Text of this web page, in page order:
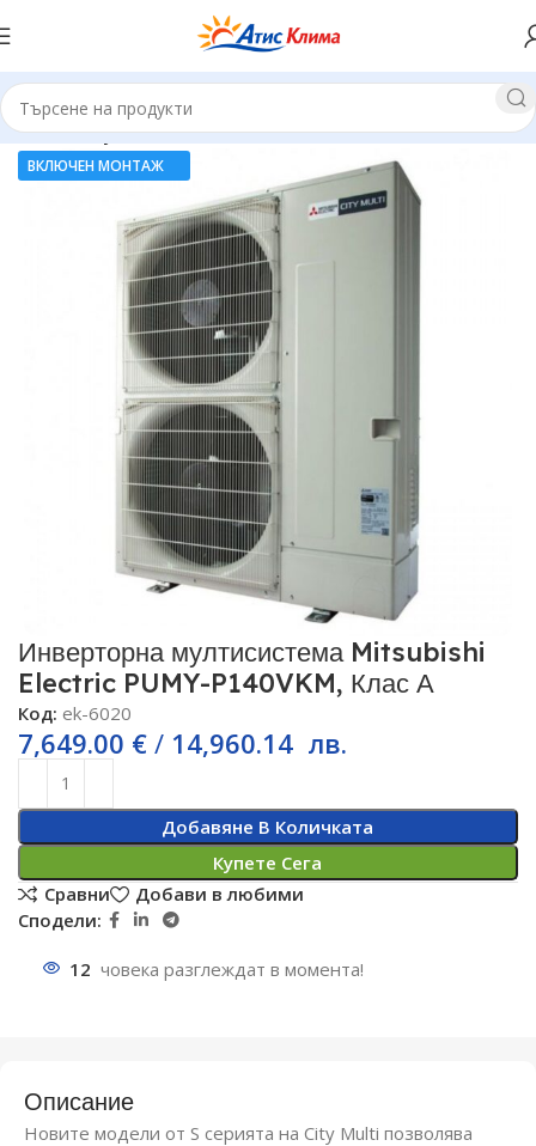
Начало Мултисплит системи
ВКЛЮЧЕН МОНТАЖ
Инверторна мултисистема Mitsubishi
Electric PUMY-P140VKM, Клас А
Код: ek-6020
7,649.00 € / 14,960.14 лв.
Добавяне В Количката
Купете Сега
Сравни
Добави в любими
Сподели:
12 човека разглеждат в момента!
Описание
Новите модели от S серията на City Multi позволява